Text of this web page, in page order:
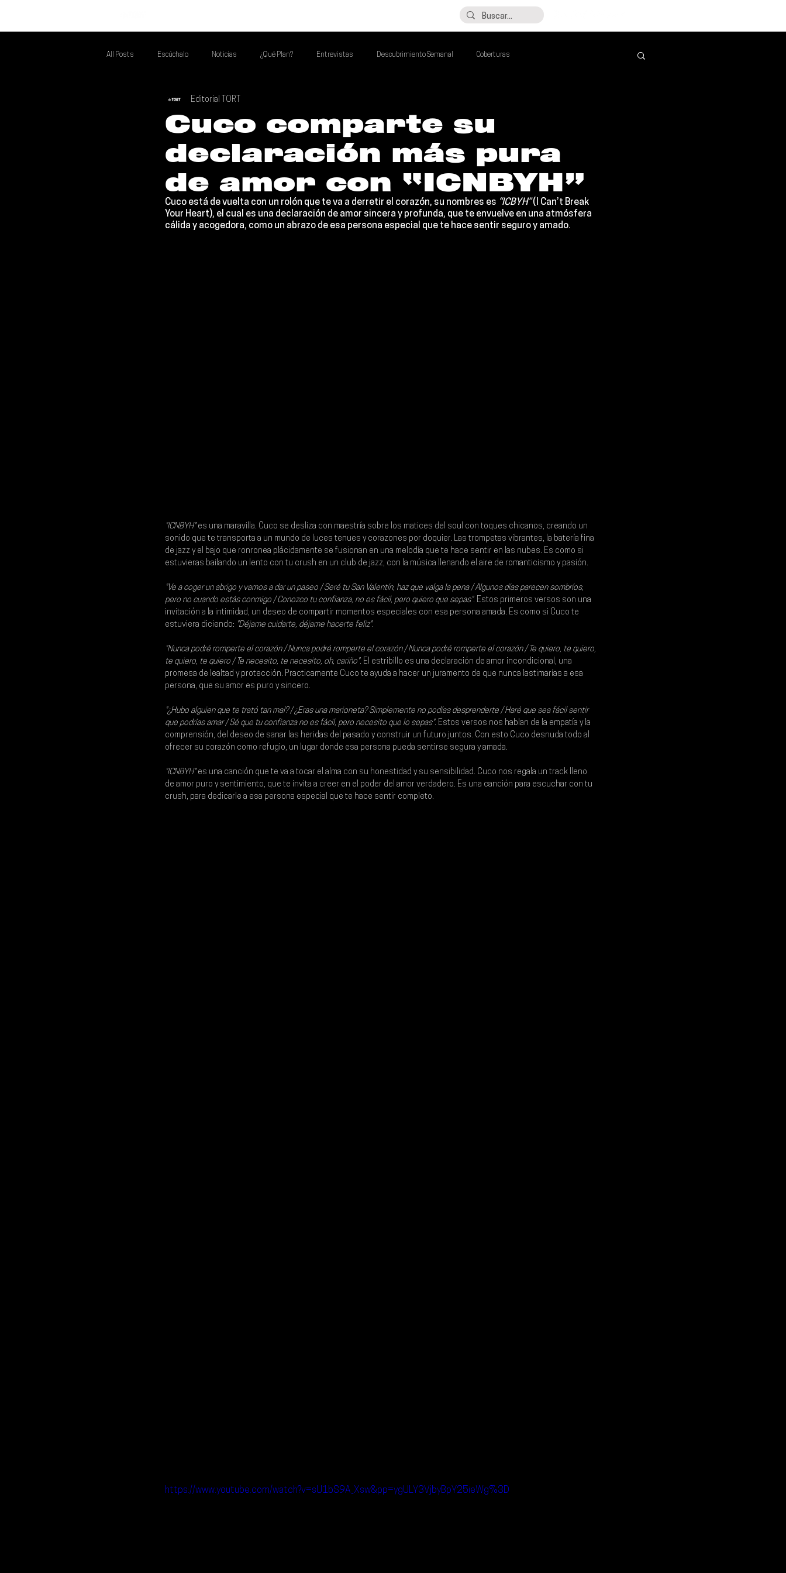
All Posts Escúchalo Noticias ¿Qué Plan? Entrevistas Descubrimiento Semanal Coberturas
Si Te Gusta... Te Recomendamos A...
Poder Latino Que Descubrir Mejores de la Semana Talento Mexa Semanal Álbumes de la Semana
Cuco comparte su
declaración más pura
de amor con “ICNBYH”
Editorial TORT
Cuco está de vuelta con un rolón que te va a derretir el corazón, su nombres es “ICBYH” (I Can’t Break
Your Heart), el cual es una declaración de amor sincera y profunda, que te envuelve en una atmósfera
cálida y acogedora, como un abrazo de esa persona especial que te hace sentir seguro y amado.
"ICNBYH" es una maravilla. Cuco se desliza con maestría sobre los matices del soul con toques chicanos, creando un
sonido que te transporta a un mundo de luces tenues y corazones por doquier. Las trompetas vibrantes, la batería fina
de jazz y el bajo que ronronea plácidamente se fusionan en una melodía que te hace sentir en las nubes. Es como si
estuvieras bailando un lento con tu crush en un club de jazz, con la música llenando el aire de romanticismo y pasión.
"Ve a coger un abrigo y vamos a dar un paseo / Seré tu San Valentín, haz que valga la pena / Algunos días parecen sombríos,
pero no cuando estás conmigo / Conozco tu confianza, no es fácil, pero quiero que sepas". Estos primeros versos son una
invitación a la intimidad, un deseo de compartir momentos especiales con esa persona amada. Es como si Cuco te
estuviera diciendo: "Déjame cuidarte, déjame hacerte feliz".
"Nunca podré romperte el corazón / Nunca podré romperte el corazón / Nunca podré romperte el corazón / Te quiero, te quiero,
te quiero, te quiero / Te necesito, te necesito, oh, cariño". El estribillo es una declaración de amor incondicional, una
promesa de lealtad y protección. Practicamente Cuco te ayuda a hacer un juramento de que nunca lastimarías a esa
persona, que su amor es puro y sincero.
"¿Hubo alguien que te trató tan mal? / ¿Eras una marioneta? Simplemente no podías desprenderte / Haré que sea fácil sentir
que podrías amar / Sé que tu confianza no es fácil, pero necesito que lo sepas". Estos versos nos hablan de la empatía y la
comprensión, del deseo de sanar las heridas del pasado y construir un futuro juntos. Con esto Cuco desnuda todo al
ofrecer su corazón como refugio, un lugar donde esa persona pueda sentirse segura y amada.
"ICNBYH" es una canción que te va a tocar el alma con su honestidad y su sensibilidad. Cuco nos regala un track lleno
de amor puro y sentimiento, que te invita a creer en el poder del amor verdadero. Es una canción para escuchar con tu
crush, para dedicarle a esa persona especial que te hace sentir completo.
https://www.youtube.com/watch?v=sU1bS9A_Xsw&pp=ygULY3VjbyBpY25ieWg%3D